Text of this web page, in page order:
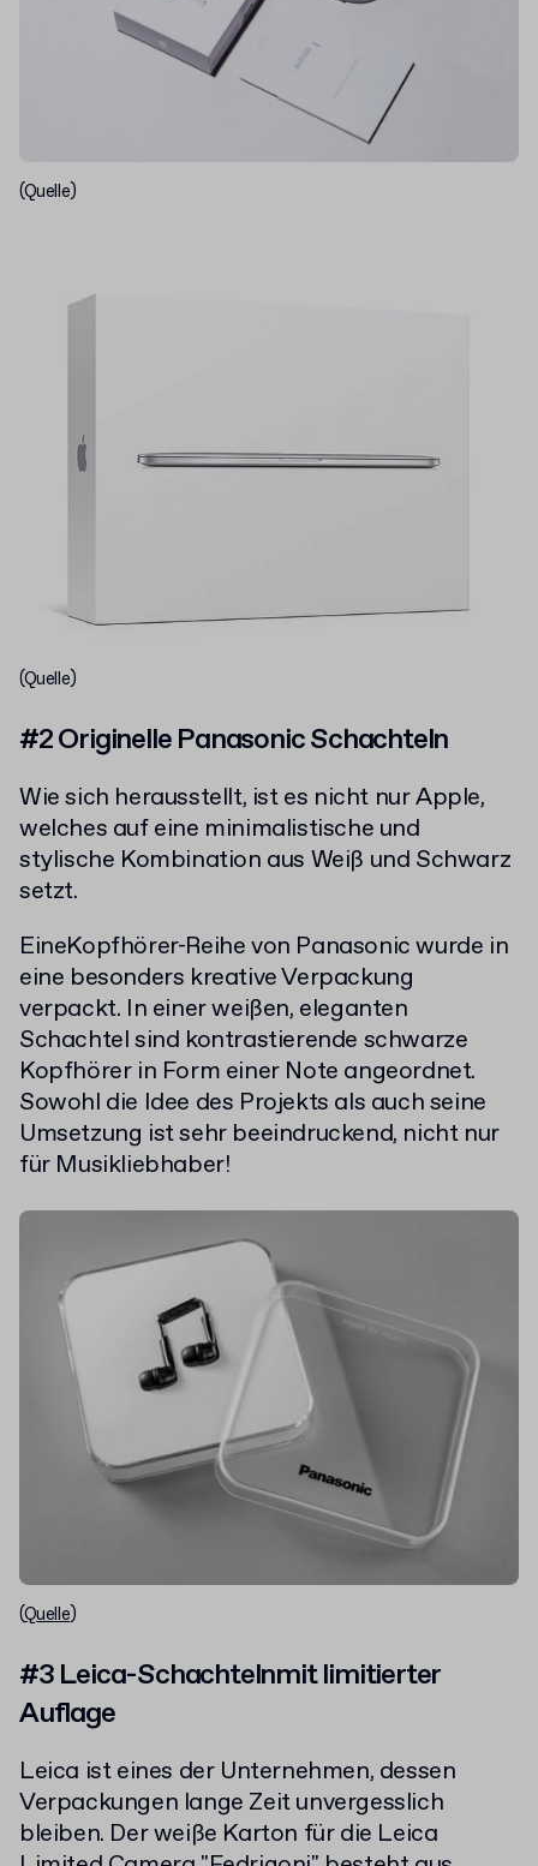
(Quelle)
(Quelle)
#2 Originelle Panasonic Schachteln
Wie sich herausstellt, ist es nicht nur Apple,
welches auf eine minimalistische und
stylische Kombination aus Weiß und Schwarz
setzt.
EineKopfhörer-Reihe von Panasonic wurde in
eine besonders kreative Verpackung
verpackt. In einer weißen, eleganten
Schachtel sind kontrastierende schwarze
Kopfhörer in Form einer Note angeordnet.
Sowohl die Idee des Projekts als auch seine
Umsetzung ist sehr beeindruckend, nicht nur
für Musikliebhaber!
(Quelle)
#3 Leica-Schachtelnmit limitierter
Auflage
Leica ist eines der Unternehmen, dessen
Verpackungen lange Zeit unvergesslich
bleiben. Der weiße Karton für die Leica